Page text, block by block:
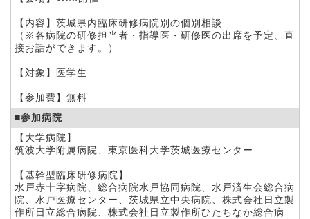
【内容】 茨城県内臨床研修病院別の個別相談
（※各病院の研修担当者・指導医・研修医の出席を予定、直
接お話ができます。）
【対象】 医学生
【参加費】 無料
■参加病院
【大学病院】
筑波大学附属病院、東京医科大学茨城医療センター
【基幹型臨床研修病院】
水戸赤十字病院、総合病院水戸協同病院、水戸済生会総合病
院、水戸医療センター、茨城県立中央病院、株式会社日立製
作所日立総合病院、株式会社日立製作所ひたちなか総合病